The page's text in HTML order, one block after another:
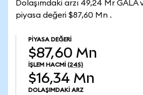
Dolaşımdaki arzı 49,24 Mr
piyasa değeri $87,60 Mn .
PIYASA DEĞERI
$87,60 Mn
İŞLEM HACMI (24S)
$16,34 Mn
DOLAŞIMDAKI ARZ